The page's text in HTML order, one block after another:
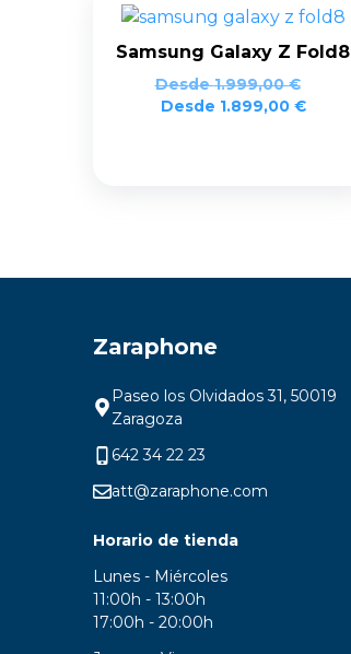
Samsung Galaxy Z Fold8
Desde1.999,00€
Desde 1.899,00 €
Zaraphone
Paseo los Olvidados 31, 50019
Zaragoza
642 34 22 23
att@zaraphone.com
Horario de tienda
Lunes - Miércoles
11:00h - 13:00h
17:00h - 20:00h